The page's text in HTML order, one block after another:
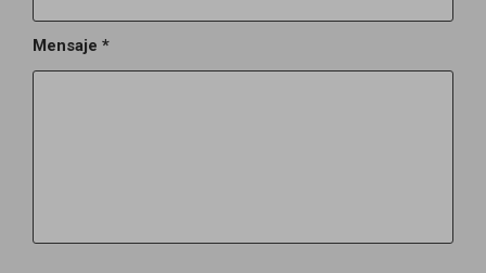
Mensaje *